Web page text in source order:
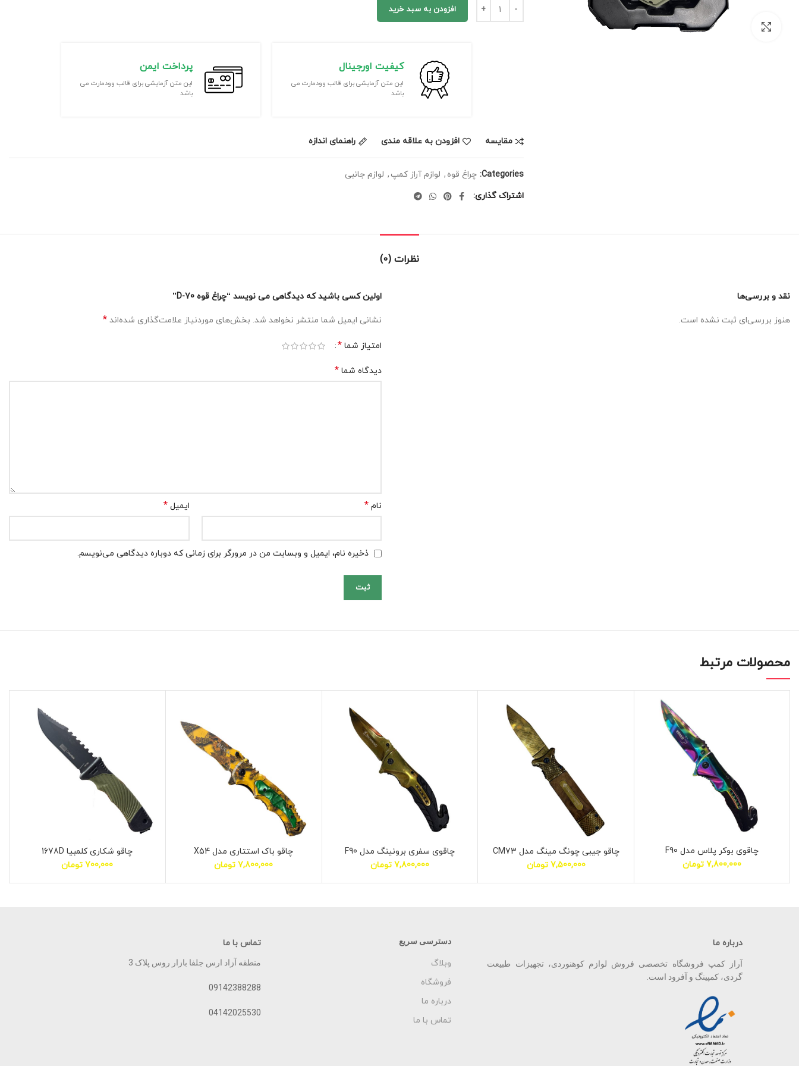
برای بزرگنمایی کلیک کنید
• ویژگی‌ها:
• نوردهی یکنواخت و پخش
افزودن به سبد خرید
کیفیت اورجینال
این متن آزمایشی برای قالب وودمارت می
باشد
پرداخت ایمن
این متن آزمایشی برای قالب وودمارت می
باشد
مقایسه افزودن به علاقه مندی راهنمای اندازه
Categories: چراغ قوه , لوازم آراز کمپ , لوازم جانبی
اشتراک گذاری
نظرات (0)
نقد و بررسی‌ها
هنوز بررسی‌ای ثبت نشده است.
اولین کسی باشید که دیدگاهی می نویسد “چراغ قوه D-70”
نشانی ایمیل شما منتشر نخواهد شد. بخش‌های موردنیاز علامت‌گذاری شده‌اند *
امتیاز شما *
دیدگاه شما *
نام * ایمیل*
ذخیره نام، ایمیل و وبسایت من در مرورگر برای زمانی که دوباره دیدگاهی می‌نویسم.
محصولات مرتبط
چاقوی بوکر پلاس مدل F90
7,800,000 تومان
چاقو جیبی چونگ مینگ مدل CM73
7,500,000 تومان
چاقوی سفری برونینگ مدل F90
7,800,000 تومان
چاقو باک استتاری مدل X54
7,800,000 تومان
چاقو شکاری کلمبیا 1678D
700,000 تومان
درباره ما
آراز کمپ فروشگاه تخصصی فروش لوازم کوهنوردی، تجهیزات طبیعت
گردی، کمپینگ و آفرود است.
دسترسی سریع
وبلاگ
فروشگاه
درباره ما
تماس با ما
تماس با ما
منطقه آزاد ارس جلفا بازار روس پلاک 3
09142388288
04142025530